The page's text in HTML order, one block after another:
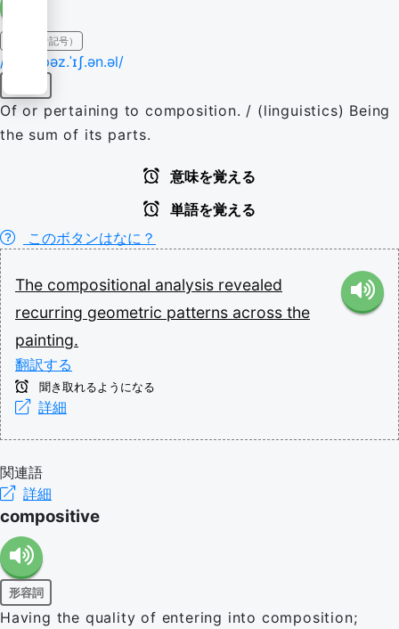
IPA（発音記号）
/ˌkɒm.pəz.ˈɪʃ.ən.əl/
Of or pertaining to composition. / (linguistics) Being
the sum of its parts.
意味を覚える
単語を覚える
このボタンはなに？
The compositional analysis revealed
recurring geometric patterns across the
painting.
翻訳する
聞き取れるようになる
詳細
関連語
詳細
compositive
形容詞
Having the quality of entering into composition;